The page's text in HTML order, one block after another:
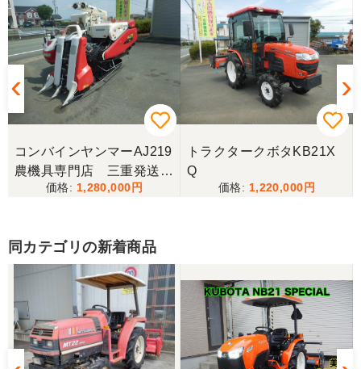
岐阜県／
完璧に整備されており、対応も親切で丁寧。配送ま
で自社で対応してくださり本当にありがとうござい
ました。次回もこちらで購入させて頂きます。
今回もしっかり整備整備をしてくださり安心です大
事に長く使わせていただきますありがとうございま
す
岐阜県／田畑
しっかり整備をしてくださり安心して購入させてい
ただきましたありがとうございます
岐阜県／長池松広
この度は、コンバイン購入に際しまして、納品日に
コンバインヤンマーAJ219
農機具専門店 三重発送整
備済み
1,280,000
トラクタークボタKB21X
Q
1,220,000
同カテゴリの新着商品